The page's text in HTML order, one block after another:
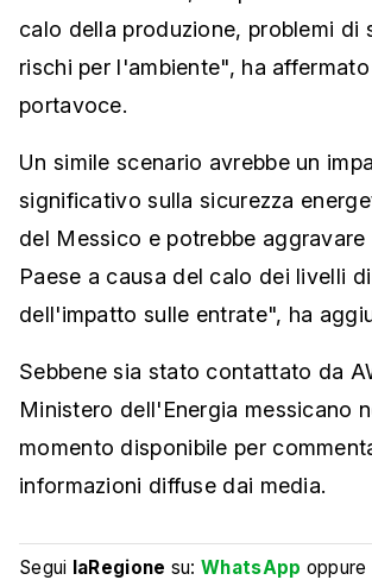
calo della produzione, problemi di
rischi per l'ambiente", ha
portavoce.
Un simile scenario avrebbe un
significativo sulla sicurezza
del Messico e potrebbe
Paese a causa del calo dei livelli
dell'impatto sulle entrate", ha
Sebbene sia stato contattato da
Ministero dell'Energia messicano
momento disponibile per
informazioni diffuse dai media.
Segui laRegione su:WhatsApp oppure